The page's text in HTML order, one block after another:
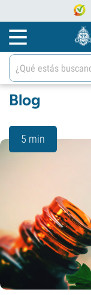
Blog
5 min